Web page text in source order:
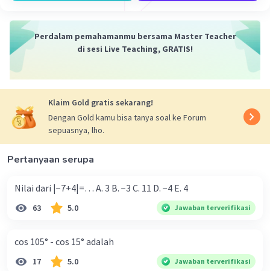
Perdalam pemahamanmu bersama Master Teacher
di sesi Live Teaching, GRATIS!
Klaim Gold gratis sekarang!
Dengan Gold kamu bisa tanya soal ke Forum
sepuasnya, lho.
Pertanyaan serupa
Nilai dari |−7+4|=… A. 3 B. −3 C. 11 D. −4 E. 4
63 5.0 Jawaban terverifikasi
cos 105° - cos 15° adalah
17 5.0 Jawaban terverifikasi